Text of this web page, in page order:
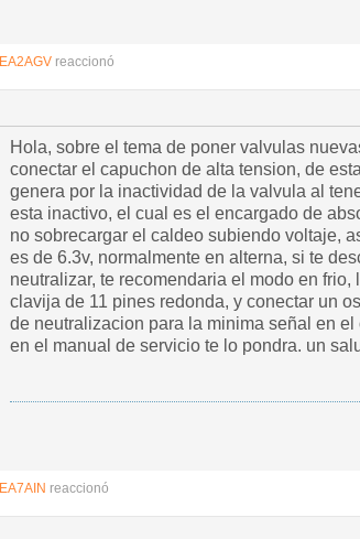
EA2AGV reaccionó
Hola, sobre el tema de poner valvulas
conectar el capuchon de alta tension, de
genera por la inactividad de la valvula al
esta inactivo, el cual es el encargado de
no sobrecargar el caldeo subiendo voltaje,
es de 6.3v, normalmente en alterna, si te
neutralizar, te recomendaria el modo en
clavija de 11 pines redonda, y conectar un
de neutralizacion para la minima señal en
en el manual de servicio te lo pondra. un
EA7AIN reaccionó